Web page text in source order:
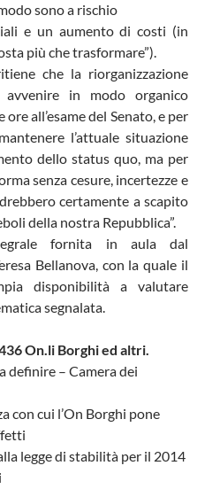
sono a rischio
e un aumento di costi (in
più che trasformare”).
che la riorganizzazione
in modo organico
all’esame del Senato, e per
l’attuale situazione
dello status quo, ma per
senza cesure, incertezze e
certamente a scapito
della nostra Repubblica”.
fornita in aula dal
Bellanova, con la quale il
disponibilità a valutare
segnalata.
On.li Borghi ed altri.
definire – Camera dei
con cui l’On Borghi pone
legge di stabilità per il 2014